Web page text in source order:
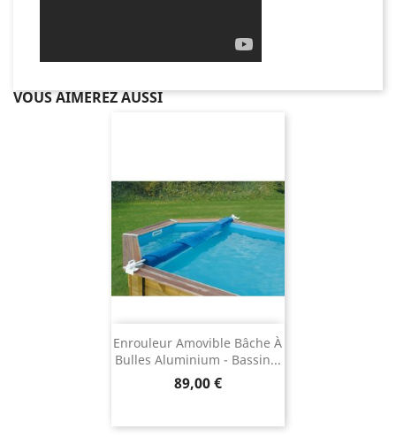
VOUS AIMEREZ AUSSI
Enrouleur Amovible Bâche À
Bulles Aluminium - Bassin...
Prix
89,00 €